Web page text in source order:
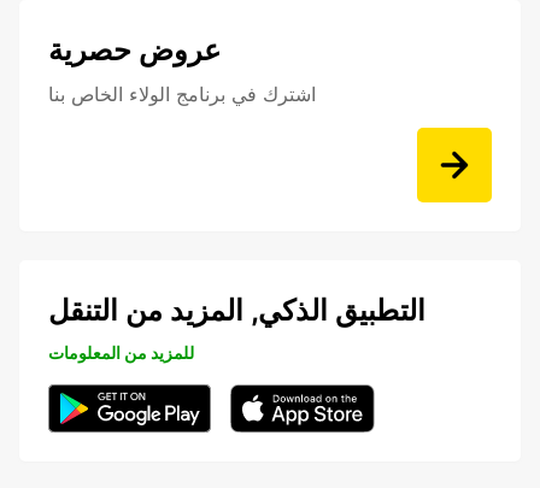
عروض حصرية
اشترك في برنامج الولاء الخاص بنا
التطبيق الذكي, المزيد من التنقل
للمزيد من المعلومات